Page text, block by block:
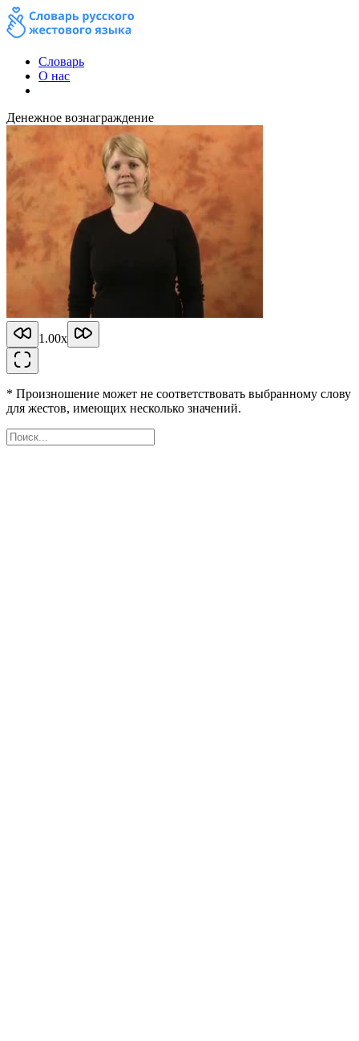
Словарь
О нас
Денежное вознаграждение
1.00x
* Произношение может не соответствовать выбранному слову
для жестов, имеющих несколько значений.